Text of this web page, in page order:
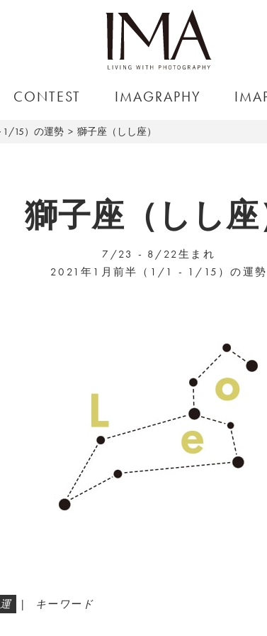
CONTEST IMAGRAPHY
15）の運勢 獅子座（しし座）
獅子座（しし座
7/23 - 8/22生まれ
2021年1月前半（1/1 - 1/15）の運勢
| キーワード